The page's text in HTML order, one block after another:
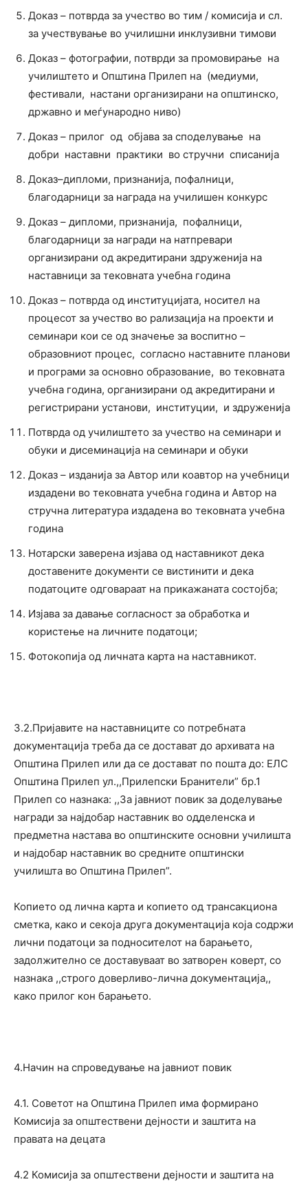
Доказ – потврда за учество во тим / комисија и сл.
за учествување во училишни инклузивни тимови
Доказ – фотографии, потврди за промовирање на
училиштето и Општина Прилеп на (медиуми,
фестивали, настани организирани на општинско,
државно и меѓународно ниво)
Доказ – прилог од објава за споделување на
добри наставни практики во стручни списанија
Доказ–дипломи, признанија, пофалници,
благодарници за награда на училишен конкурс
Доказ – дипломи, признанија, пофалници,
благодарници за награди на натпревари
организирани од акредитирани здруженија на
наставници за тековната учебна година
Доказ – потврда од институцијата, носител на
процесот за учество во рализација на проекти и
семинари кои се од значење за воспитно –
образовниот процес, согласно наставните планови
и програми за основно образование, во тековната
учебна година, организирани од акредитирани и
регистрирани установи, институции, и здруженија
Потврда од училиштето за учество на семинари и
обуки и дисеминација на семинари и обуки
Доказ – изданија за Автор или коавтор на учебници
издадени во тековната учебна година и Автор на
стручна литература издадена во тековната учебна
година
Нотарски заверена изјава од наставникот дека
доставените документи се вистинити и дека
податоците одговараат на прикажаната состојба;
Изјава за давање согласност за обработка и
користење на личните податоци;
Фотокопија од личната карта на наставникот.
3.2.Пријавите на наставниците со потребната
документација треба да се достават до архивата на
Општина Прилеп или да се достават по пошта до: ЕЛС
Општина Прилеп ул.,,Прилепски Бранители” бр.1
Прилеп со назнака: ,,За јавниот повик за доделување
награди за најдобар наставник во одделенска и
предметна настава во општинските основни училишта
и најдобар наставник во средните општински
училишта во Општина Прилеп”.
Копието од лична карта и копието од трансакциона
сметка, како и секоја друга документација која содржи
лични податоци за подносителот на барањето,
задолжително се доставуваат во затворен коверт, со
назнака ,,строго доверливо-лична документација,,
како прилог кон барањето.
4.Начин на спроведување на јавниот повик
4.1. Советот на Општина Прилеп има формирано
Комисија за општествени дејности и заштита на
правата на децата
4.2 Комисија за општествени дејности и заштита на